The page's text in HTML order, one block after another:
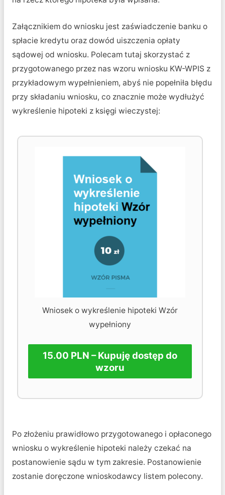
Załącznikiem do wniosku jest zaświadczenie banku o
spłacie kredytu oraz dowód uiszczenia opłaty
sądowej od wniosku. Polecam tutaj skorzystać z
przygotowanego przez nas wzoru wniosku KW-WPIS z
przykładowym wypełnieniem, abyś nie popełniła błędu
przy składaniu wniosku, co znacznie może wydłużyć
wykreślenie hipoteki z księgi wieczystej:
Wniosek o wykreślenie hipoteki Wzór
wypełniony
15.00 PLN – Kupuję dostęp do
wzoru
Po złożeniu prawidłowo przygotowanego i opłaconego
wniosku o wykreślenie hipoteki należy czekać na
postanowienie sądu w tym zakresie. Postanowienie
zostanie doręczone wnioskodawcy listem polecony.